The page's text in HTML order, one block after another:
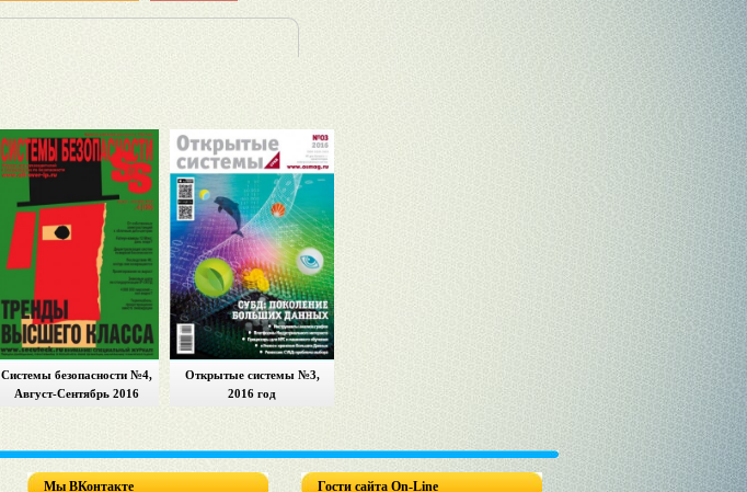
Системы безопасности №4,
Август-Сентябрь 2016
Открытые системы №3,
2016 год
Мы ВКонтакте Гости сайта On-Line